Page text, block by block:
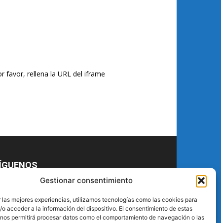
Gestionar consentimiento
las mejores experiencias, utilizamos tecnologías como las cookies para
o acceder a la información del dispositivo. El consentimiento de estas
permitirá procesar datos como el comportamiento de navegación o las
favor, rellena la URL del iframe